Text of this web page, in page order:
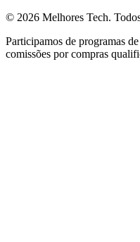
© 2026 Melhores Tech.
Participamos de programas
comissões por compras